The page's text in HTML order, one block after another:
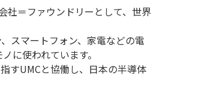
社＝ファウンドリーとして、世界
スマートフォン、家電などの電
に使われています。
すUMCと協働し、日本の半導体